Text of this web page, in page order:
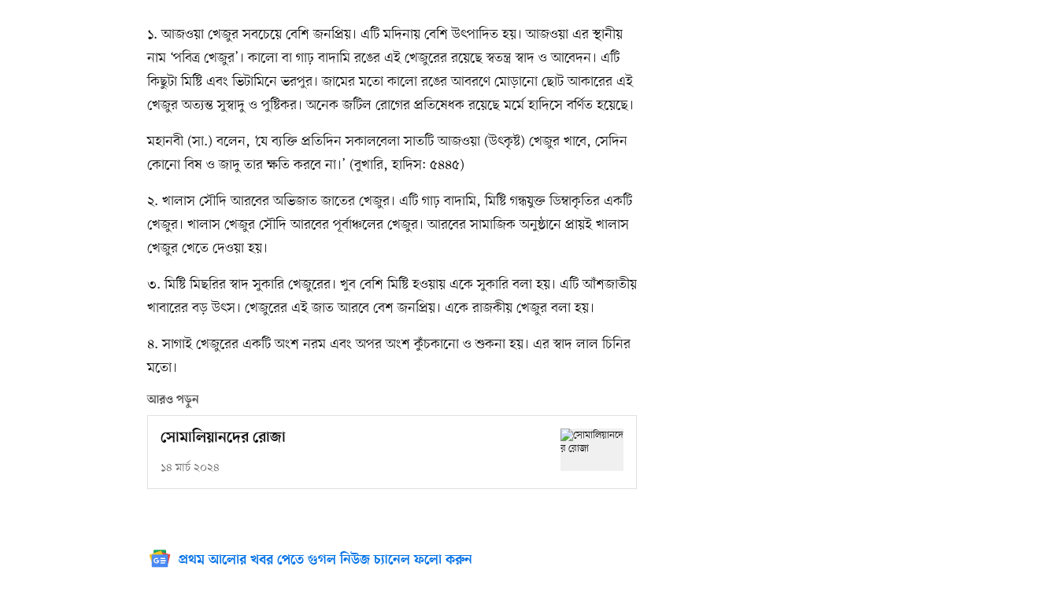
১. আজওয়া খেজুর সবচেয়ে বেশি জনপ্রিয়। এটি মদিনায় বেশি উৎপাদিত হয়। আজওয়া এর স্থানীয়
নাম ‘পবিত্র খেজুর’। কালো বা গাঢ় বাদামি রঙের এই খেজুরের রয়েছে স্বতন্ত্র স্বাদ ও আবেদন। এটি
কিছুটা মিষ্টি এবং ভিটামিনে ভরপুর। জামের মতো কালো রঙের আবরণে মোড়ানো ছোট আকারের এই
খেজুর অত্যন্ত সুস্বাদু ও পুষ্টিকর। অনেক জটিল রোগের প্রতিষেধক রয়েছে মর্মে হাদিসে বর্ণিত হয়েছে।
মহানবী (সা.) বলেন, ‘যে ব্যক্তি প্রতিদিন সকালবেলা সাতটি আজওয়া (উৎকৃষ্ট) খেজুর খাবে, সেদিন
কোনো বিষ ও জাদু তার ক্ষতি করবে না।’ (বুখারি, হাদিস: ৫৪৪৫)
২. খালাস সৌদি আরবের অভিজাত জাতের খেজুর। এটি গাঢ় বাদামি, মিষ্টি গন্ধযুক্ত ডিম্বাকৃতির একটি
খেজুর। খালাস খেজুর সৌদি আরবের পূর্বাঞ্চলের খেজুর। আরবের সামাজিক অনুষ্ঠানে প্রায়ই খালাস
খেজুর খেতে দেওয়া হয়।
৩. মিষ্টি মিছরির স্বাদ সুকারি খেজুরের। খুব বেশি মিষ্টি হওয়ায় একে সুকারি বলা হয়। এটি আঁশজাতীয়
খাবারের বড় উৎস। খেজুরের এই জাত আরবে বেশ জনপ্রিয়। একে রাজকীয় খেজুর বলা হয়।
৪. সাগাই খেজুরের একটি অংশ নরম এবং অপর অংশ কুঁচকানো ও শুকনা হয়। এর স্বাদ লাল চিনির
মতো।
আরও পড়ুন
সোমালিয়ানদের রোজা
১৪ মার্চ ২০২৪
প্রথম আলোর খবর পেতে গুগল নিউজ চ্যানেল ফলো করুন